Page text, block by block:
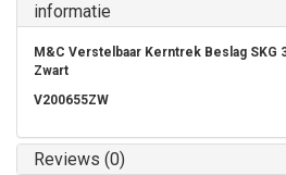
informatie
M&C Verstelbaar Kerntrek Beslag SKG
Zwart
V200655ZW
Reviews (0)